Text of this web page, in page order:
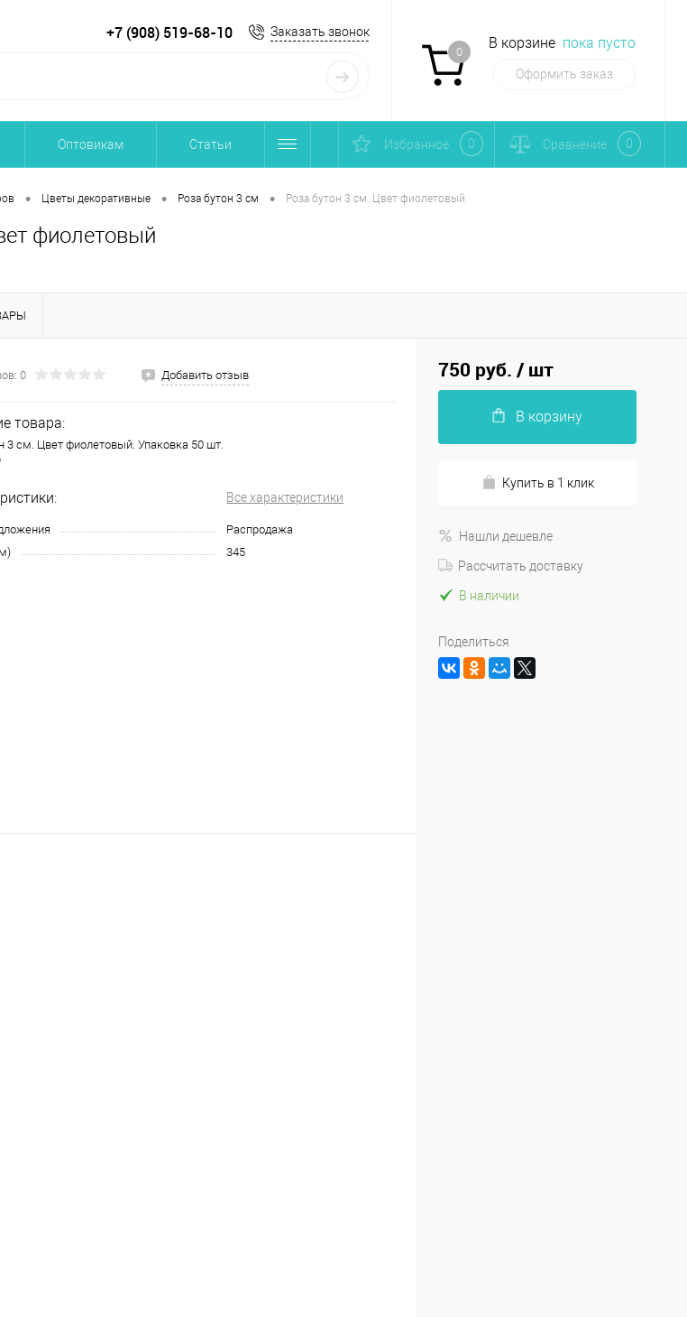
+7 (908) 519-68-10 Заказать звонок
0
В корзине пока пусто
Оформить заказ
Оптовикам Статьи Избранное 0 Сравнение 0
• Цветы декоративные • Роза бутон 3 см • Роза бутон 3 см. Цвет фиолетовый
фиолетовый
0 Добавить отзыв
товара:
3 см. Цвет фиолетовый. Упаковка 50 шт.
Все характеристики
Распродажа
345
750 руб. / шт
В корзину
Купить в 1 клик
Нашли дешевле
Рассчитать доставку
В наличии
Поделиться